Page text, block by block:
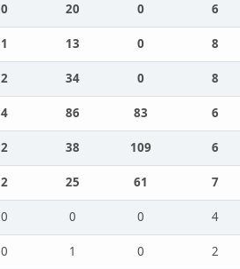
0 20 0
6
1 13 0
8
2 34 0
8
4 86 83
6
2 38 109
6
2 25 61
7
0 0 0
4
0 1 0
2